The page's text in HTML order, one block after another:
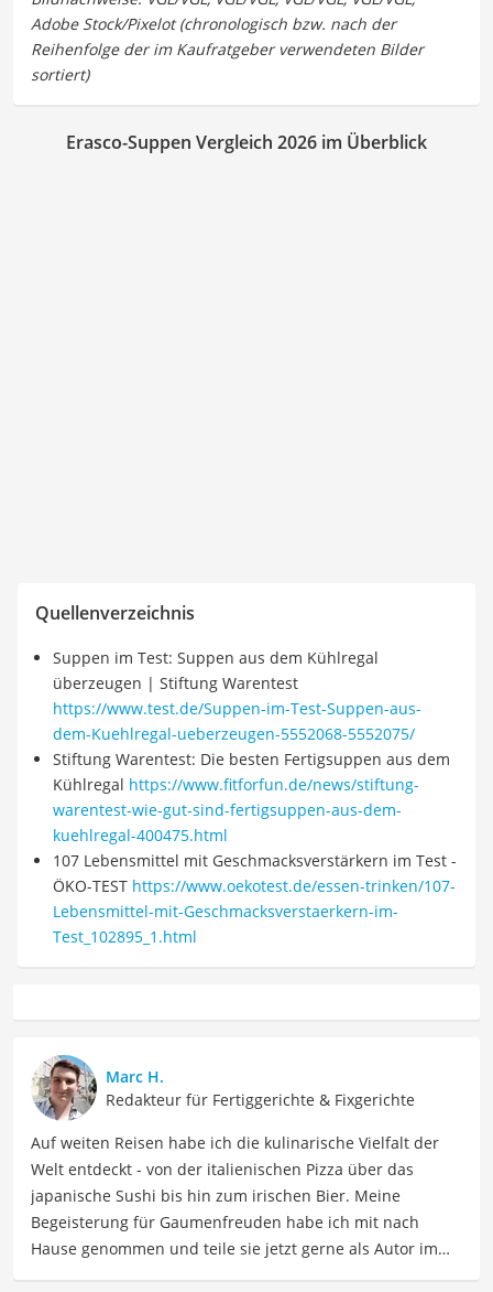
Erasco-Suppen Vergleich 2026 im Überblick
Quellenverzeichnis
Suppen im Test: Suppen aus dem Kühlregal
überzeugen | Stiftung Warentest
https://www.test.de/Suppen-im-Test-Suppen-aus-
dem-Kuehlregal-ueberzeugen-5552068-5552075/
Stiftung Warentest: Die besten Fertigsuppen aus dem
Kühlregal https://www.fitforfun.de/news/stiftung-
warentest-wie-gut-sind-fertigsuppen-aus-dem-
kuehlregal-400475.html
107 Lebensmittel mit Geschmacksverstärkern im Test -
ÖKO-TEST https://www.oekotest.de/essen-trinken/107-
Lebensmittel-mit-Geschmacksverstaerkern-im-
Test_102895_1.html
Marc H.
Redakteur für Fertiggerichte & Fixgerichte
Auf weiten Reisen habe ich die kulinarische Vielfalt der
Welt entdeckt - von der italienischen Pizza über das
japanische Sushi bis hin zum irischen Bier. Meine
Begeisterung für Gaumenfreuden habe ich mit nach
Hause genommen und teile sie jetzt gerne als Autor im